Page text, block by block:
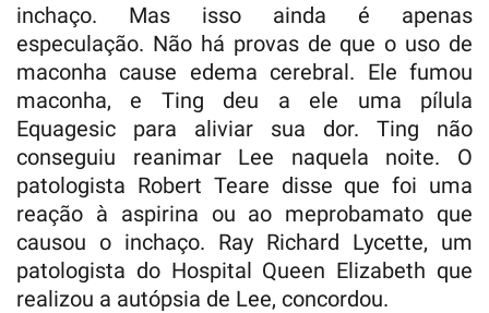
inchaço. Mas isso ainda é apenas
especulação. Não há provas de que o uso de
maconha cause edema cerebral. Ele fumou
maconha, e Ting deu a ele uma pílula
Equagesic para aliviar sua dor. Ting não
conseguiu reanimar Lee naquela noite. O
patologista Robert Teare disse que foi uma
reação à aspirina ou ao meprobamato que
causou o inchaço. Ray Richard Lycette, um
patologista do Hospital Queen Elizabeth que
realizou a autópsia de Lee, concordou.